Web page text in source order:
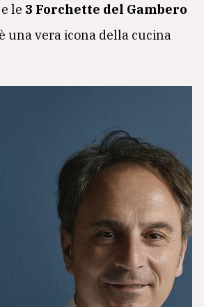
e le 3 Forchette del Gambero
una vera icona della cucina